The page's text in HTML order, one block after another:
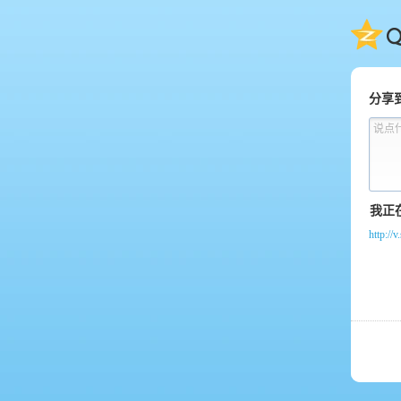
QQ
分享
说点
http://